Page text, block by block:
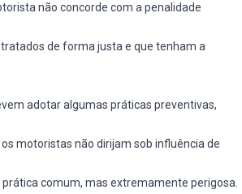
não concorde com a penalidade
de forma justa e que tenham a
adotar algumas práticas preventivas,
motoristas não dirijam sob influência de
comum, mas extremamente perigosa.